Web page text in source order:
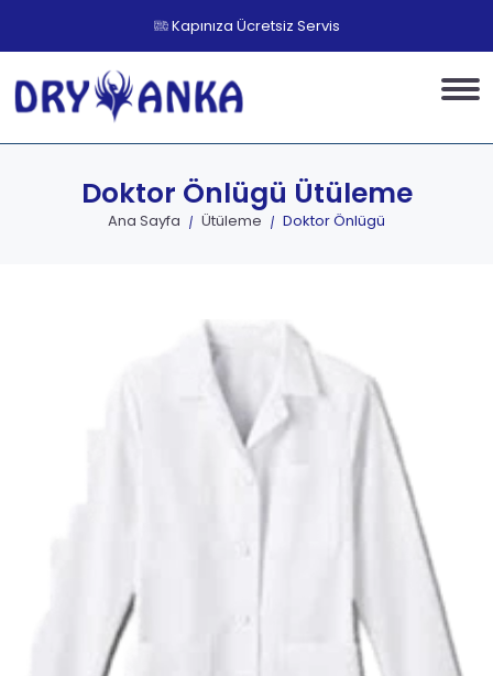
Kapınıza Ücretsiz Servis
Doktor Önlügü Ütüleme
Ana Sayfa Ütüleme Doktor Önlügü